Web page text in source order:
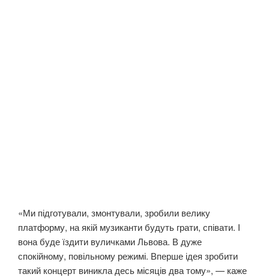
«Ми підготували, змонтували, зробили велику
платформу, на якій музиканти будуть грати, співати. І
вона буде їздити вуличками Львова. В дуже
спокійному, повільному режимі. Вперше ідея зробити
такий концерт виникла десь місяців два тому», — каже